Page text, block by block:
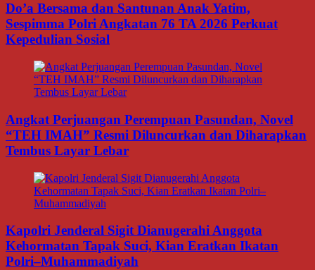
Do’a Bersama dan Santunan Anak Yatim,
Sespimma Polri Angkatan 76 TA 2026 Perkuat
Kepedulian Sosial
Angkat Perjuangan Perempuan Pasundan, Novel
“TEH IMAH” Resmi Diluncurkan dan Diharapkan
Tembus Layar Lebar
Kapolri Jenderal Sigit Dianugerahi Anggota
Kehormatan Tapak Suci, Kian Eratkan Ikatan
Polri–Muhammadiyah